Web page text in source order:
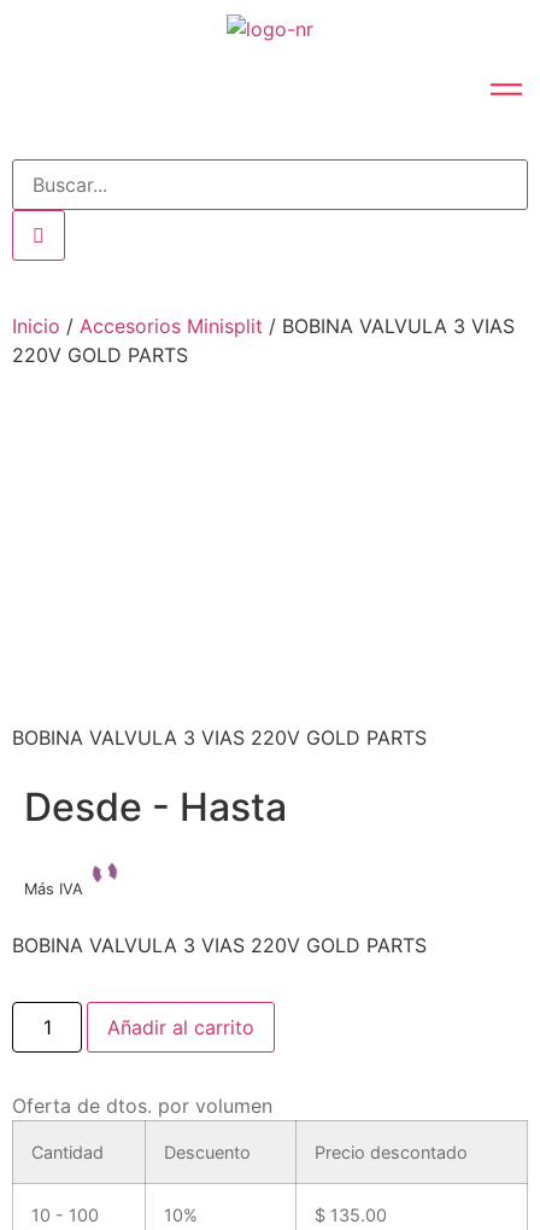
Inicio / Accesorios Minisplit / BOBINA VALVULA 3 VIAS
220V GOLD PARTS
BOBINA VALVULA 3 VIAS 220V GOLD PARTS
Desde - Hasta
Más IVA
BOBINA VALVULA 3 VIAS 220V GOLD PARTS
Añadir al carrito
Oferta de dtos. por volumen
Cantidad Descuento Precio descontado
10 - 100 10% $ 135.00